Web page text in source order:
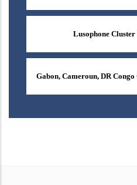
Lusophone Cluster
Gabon, Cameroun, DR